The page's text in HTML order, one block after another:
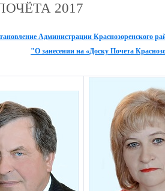
2017
Администрации Краснозоренского
"О занесении на «Доску Почета